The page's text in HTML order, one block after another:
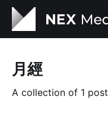
月經
A collection of 1 post